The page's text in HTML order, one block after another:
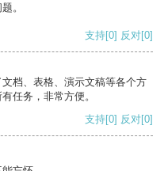
。
支持[0] 反对[0]
档、表格、演示文稿等各个方
任务，非常方便。
支持[0] 反对[0]